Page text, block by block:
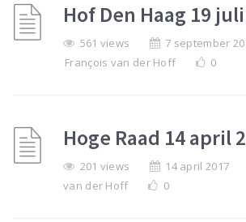
Hof Den Haag 19
561 views
7 september
François van der Hoff
0
Hoge Raad 14 april
201 views 14 april 2017
van der Hoff
0